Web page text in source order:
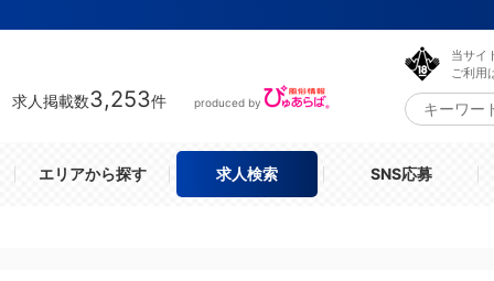
求人掲載数3,253件 produced by
当サイ
ご利用
エリアから探す 求人検索 SNS応募